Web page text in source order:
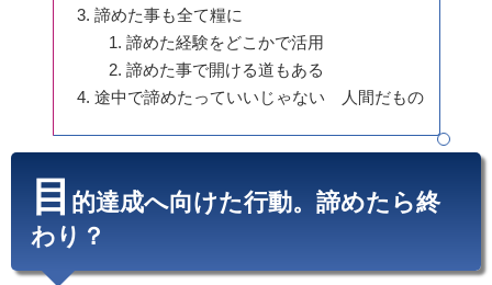
諦めた事も全て糧に
諦めた経験をどこかで活用
諦めた事で開ける道もある
途中で諦めたっていいじゃない 人間だもの
目 的達成へ向けた行動。諦めたら終
わり？